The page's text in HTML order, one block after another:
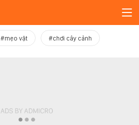
#mẹo vặt #chơi cây cảnh